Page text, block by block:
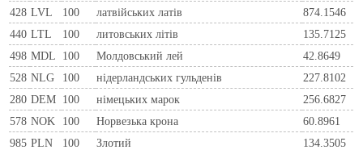
428 LVL 100 латвійських латів
874.1546
440 LTL 100 литовських літів
135.7125
498 MDL 100 Молдовський лей
42.8649
528 NLG 100 нiдерландських гульденiв
227.8102
280 DEM 100 нiмецьких марок
256.6827
578 NOK 100 Норвезька крона
60.8961
985 PLN 100 Злотий
134.3505